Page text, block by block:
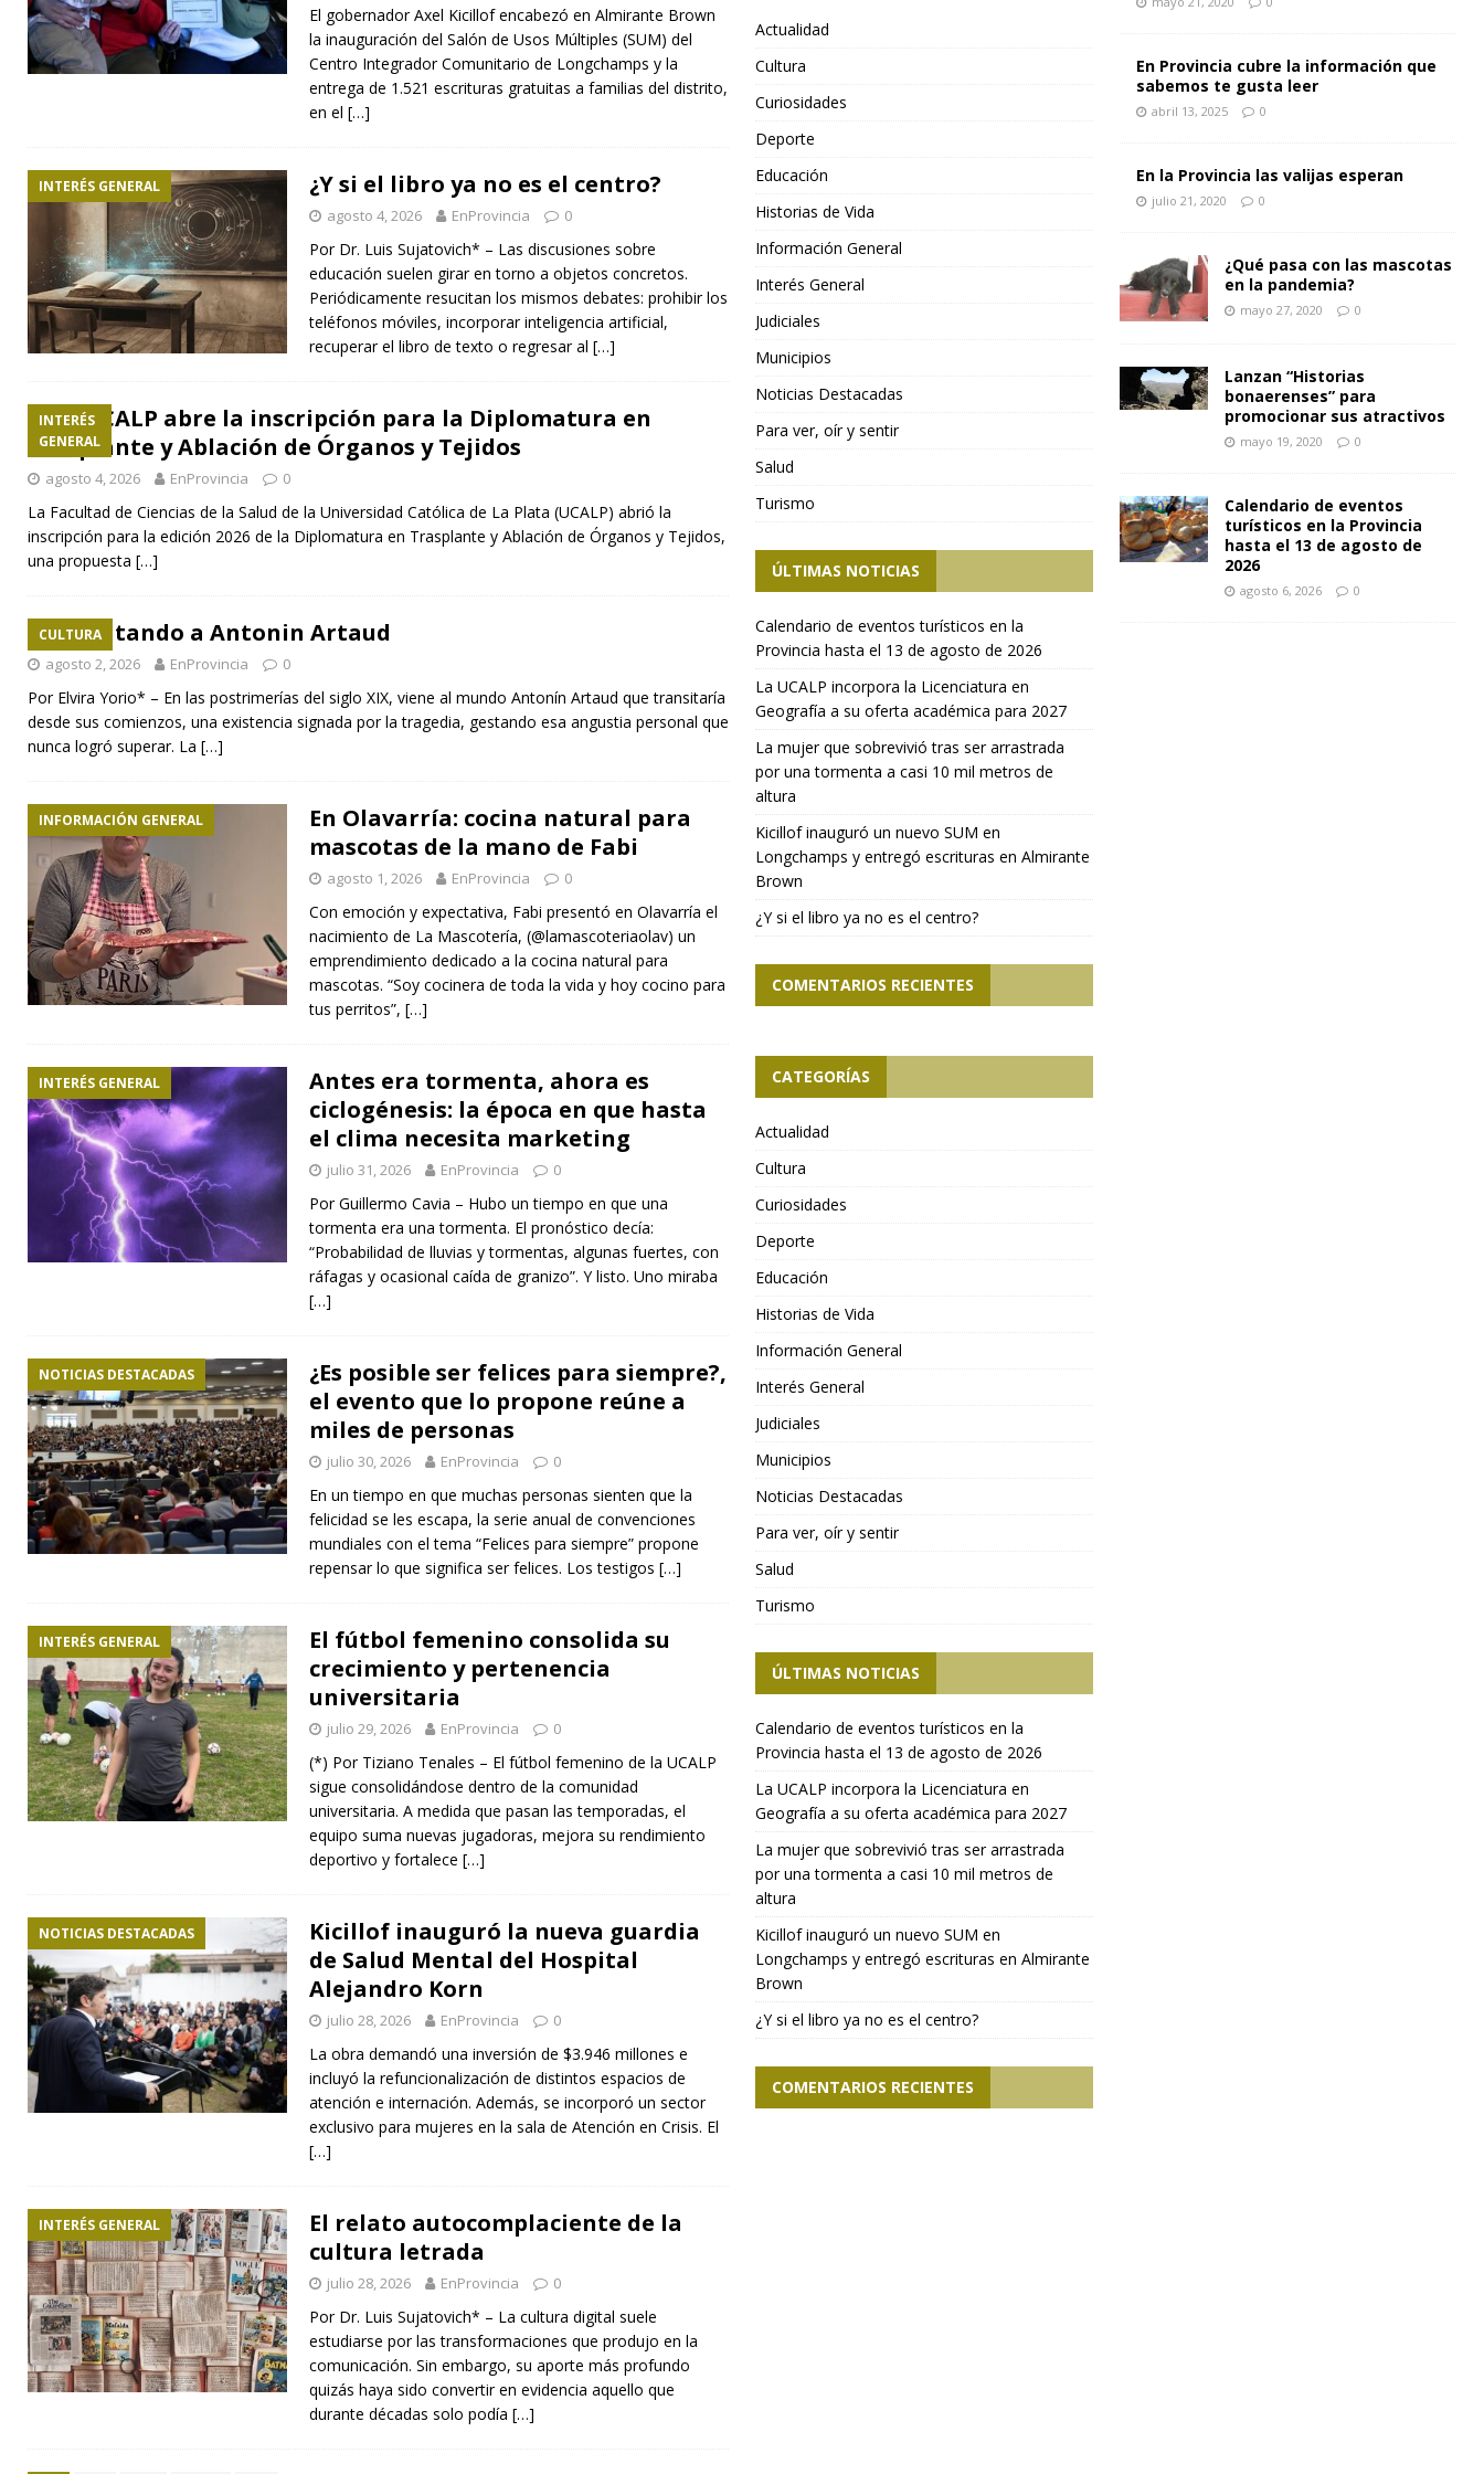
El gobernador Axel Kicillof encabezó en Almirante Brown
la inauguración del Salón de Usos Múltiples (SUM) del
Centro Integrador Comunitario de Longchamps y la
entrega de 1.521 escrituras gratuitas a familias del distrito,
en el […]
INTERÉS GENERAL ¿Y si el libro ya no es el centro?
agosto 4, 2026 EnProvincia 0
Por Dr. Luis Sujatovich* – Las discusiones sobre
educación suelen girar en torno a objetos concretos.
Periódicamente resucitan los mismos debates: prohibir los
teléfonos móviles, incorporar inteligencia artificial,
recuperar el libro de texto o regresar al […]
INTERÉS
GENERAL
La UCALP abre la inscripción para la Diplomatura en
Trasplante y Ablación de Órganos y Tejidos
agosto 4, 2026 EnProvincia 0
La Facultad de Ciencias de la Salud de la Universidad Católica de La Plata (UCALP) abrió la
inscripción para la edición 2026 de la Diplomatura en Trasplante y Ablación de Órganos y Tejidos,
una propuesta […]
CULTURA
Rescatando a Antonin Artaud
agosto 2, 2026 EnProvincia 0
Por Elvira Yorio* – En las postrimerías del siglo XIX, viene al mundo Antonín Artaud que transitaría
desde sus comienzos, una existencia signada por la tragedia, gestando esa angustia personal que
nunca logró superar. La […]
INFORMACIÓN GENERAL
En Olavarría: cocina natural para
mascotas de la mano de Fabi
agosto 1, 2026 EnProvincia 0
Con emoción y expectativa, Fabi presentó en Olavarría el
nacimiento de La Mascotería, (@lamascoteriaolav) un
emprendimiento dedicado a la cocina natural para
mascotas. “Soy cocinera de toda la vida y hoy cocino para
tus perritos”, […]
INTERÉS GENERAL
Antes era tormenta, ahora es
ciclogénesis: la época en que hasta
el clima necesita marketing
julio 31, 2026 EnProvincia 0
Por Guillermo Cavia – Hubo un tiempo en que una
tormenta era una tormenta. El pronóstico decía:
“Probabilidad de lluvias y tormentas, algunas fuertes, con
ráfagas y ocasional caída de granizo”. Y listo. Uno miraba
[…]
NOTICIAS DESTACADAS
¿Es posible ser felices para siempre?,
el evento que lo propone reúne a
miles de personas
julio 30, 2026 EnProvincia 0
En un tiempo en que muchas personas sienten que la
felicidad se les escapa, la serie anual de convenciones
mundiales con el tema “Felices para siempre” propone
repensar lo que significa ser felices. Los testigos […]
INTERÉS GENERAL
El fútbol femenino consolida su
crecimiento y pertenencia
universitaria
julio 29, 2026 EnProvincia 0
(*) Por Tiziano Tenales – El fútbol femenino de la UCALP
sigue consolidándose dentro de la comunidad
universitaria. A medida que pasan las temporadas, el
equipo suma nuevas jugadoras, mejora su rendimiento
deportivo y fortalece […]
NOTICIAS DESTACADAS
Kicillof inauguró la nueva guardia
de Salud Mental del Hospital
Alejandro Korn
julio 28, 2026 EnProvincia 0
La obra demandó una inversión de $3.946 millones e
incluyó la refuncionalización de distintos espacios de
atención e internación. Además, se incorporó un sector
exclusivo para mujeres en la sala de Atención en Crisis. El
[…]
INTERÉS GENERAL
El relato autocomplaciente de la
cultura letrada
julio 28, 2026 EnProvincia 0
Por Dr. Luis Sujatovich* – La cultura digital suele
estudiarse por las transformaciones que produjo en la
comunicación. Sin embargo, su aporte más profundo
quizás haya sido convertir en evidencia aquello que
durante décadas solo podía […]
Actualidad
Cultura
Curiosidades
Deporte
Educación
Historias de Vida
Información General
Interés General
Judiciales
Municipios
Noticias Destacadas
Para ver, oír y sentir
Salud
Turismo
ÚLTIMAS NOTICIAS
Calendario de eventos turísticos en la
Provincia hasta el 13 de agosto de 2026
La UCALP incorpora la Licenciatura en
Geografía a su oferta académica para 2027
La mujer que sobrevivió tras ser arrastrada
por una tormenta a casi 10 mil metros de
altura
Kicillof inauguró un nuevo SUM en
Longchamps y entregó escrituras en Almirante
Brown
¿Y si el libro ya no es el centro?
COMENTARIOS RECIENTES
CATEGORÍAS
Actualidad
Cultura
Curiosidades
Deporte
Educación
Historias de Vida
Información General
Interés General
Judiciales
Municipios
Noticias Destacadas
Para ver, oír y sentir
Salud
Turismo
ÚLTIMAS NOTICIAS
Calendario de eventos turísticos en la
Provincia hasta el 13 de agosto de 2026
La UCALP incorpora la Licenciatura en
Geografía a su oferta académica para 2027
La mujer que sobrevivió tras ser arrastrada
por una tormenta a casi 10 mil metros de
altura
Kicillof inauguró un nuevo SUM en
Longchamps y entregó escrituras en Almirante
Brown
¿Y si el libro ya no es el centro?
COMENTARIOS RECIENTES
En Provincia cubre la información que
sabemos te gusta leer
abril 13, 2025 0
En la Provincia las valijas esperan
julio 21, 2020 0
¿Qué pasa con las mascotas
en la pandemia?
mayo 27, 2020 0
Lanzan “Historias
bonaerenses” para
promocionar sus atractivos
mayo 19, 2020 0
Calendario de eventos
turísticos en la Provincia
hasta el 13 de agosto de
2026
agosto 6, 2026 0